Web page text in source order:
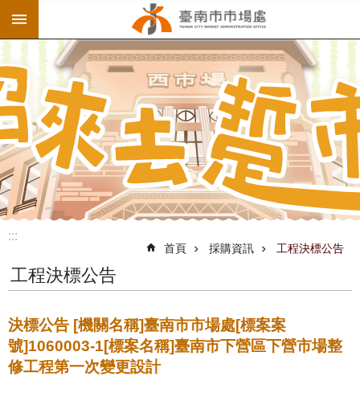
跳到主要內容區塊
:::
首頁 採購資訊 工程決標公告
工程決標公告
決標公告 [機關名稱]臺南市市場處[標案案
號]1060003-1[標案名稱]臺南市下營區下營市場整
修工程第一次變更設計